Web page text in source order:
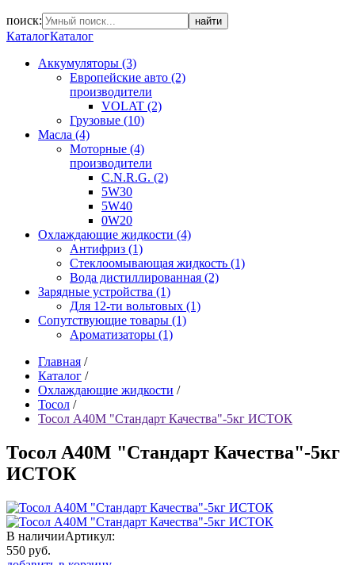
поиск: найти
КаталогКаталог
Аккумуляторы (3)
Европейские авто (2)
производители
VOLAT (2)
Грузовые (10)
Масла (4)
Моторные (4)
производители
C.N.R.G. (2)
5W30
5W40
0W20
Охлаждающие жидкости (4)
Антифриз (1)
Стеклоомывающая жидкость (1)
Вода дистиллированная (2)
Зарядные устройства (1)
Для 12-ти вольтовых (1)
Сопутствующие товары (1)
Ароматизаторы (1)
Главная /
Каталог /
Охлаждающие жидкости /
Тосол /
Тосол А40М "Стандарт Качества"-5кг ИСТОК
Тосол А40М "Стандарт Качества"-5кг
ИСТОК
В наличииАртикул:
550 руб.